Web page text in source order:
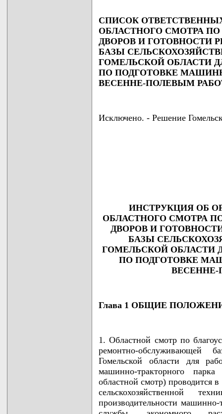
СПИСОК
ОБЛАСТНОГО СМОТРА
ДВОРОВ И
БАЗЫ
ГОМЕЛЬСКОЙ ОБЛАСТИ
ПО ПОДГОТОВКЕ
ВЕСЕННЕ-ПОЛЕВЫМ
Исключено. - Решение
ИНСТРУКЦИЯ ОБ
ОБЛАСТНОГО СМОТРА
ДВОРОВ И
БАЗЫ
ГОМЕЛЬСКОЙ ОБЛАСТИ
ПО ПОДГОТОВКЕ
Глава 1 ОБЩИЕ
1. Областной смотр по
ремонтно-обслуживающей
Гомельской области для
машинно-тракторного
областной смотр) проводится
сельскохозяйственной
производительности машинно-